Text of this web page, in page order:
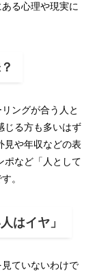
る心理や現実に
ングが合う人と
じる方も多いはず
見や年収などの表
ポなど「人として
。
はイヤ」
見ていないわけで